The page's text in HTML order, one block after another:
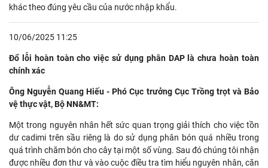
khác theo đúng yêu cầu của nước nhập khẩu.
10/06/2025 11:25
Đổ lỗi hoàn toàn cho việc sử dụng phân DAP là chưa hoàn toàn
chính xác
Ông Nguyễn Quang Hiếu - Phó Cục trưởng Cục Trồng trọt và Bảo
vệ thực vật, Bộ NN&MT:
Một trong nguyên nhân hết sức quan trọng giải thích cho việc tồn
dư cadimi trên sầu riêng là do sử dụng phân bón quá nhiều trong
quá trình chăm bón cho cây tại một số vùng. Sau đó chúng tôi nhận
được nhiều đơn thư và vào cuộc điều tra tìm hiểu nguyên nhân, căn